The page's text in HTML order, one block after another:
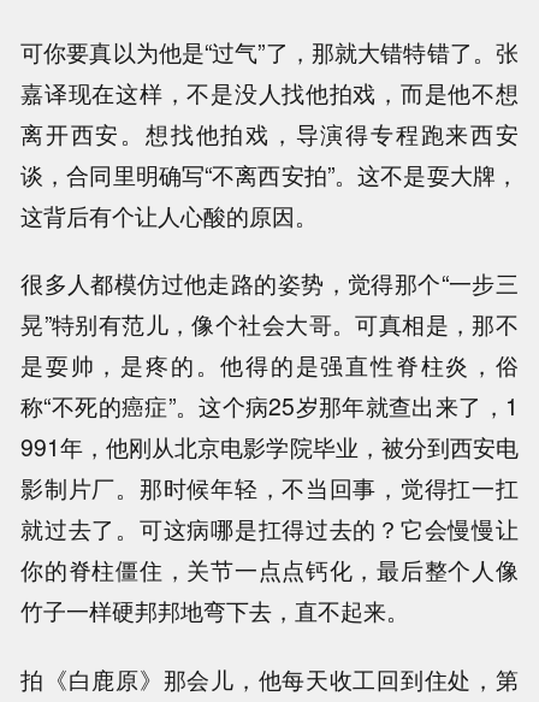
可你要真以为他是“过气”了，那就大错特错了。张
嘉译现在这样，不是没人找他拍戏，而是他不想
离开西安。想找他拍戏，导演得专程跑来西安
谈，合同里明确写“不离西安拍”。这不是耍大牌，
这背后有个让人心酸的原因。
很多人都模仿过他走路的姿势，觉得那个“一步三
晃”特别有范儿，像个社会大哥。可真相是，那不
是耍帅，是疼的。他得的是强直性脊柱炎，俗
称“不死的癌症”。这个病25岁那年就查出来了，1
991年，他刚从北京电影学院毕业，被分到西安电
影制片厂。那时候年轻，不当回事，觉得扛一扛
就过去了。可这病哪是扛得过去的？它会慢慢让
你的脊柱僵住，关节一点点钙化，最后整个人像
竹子一样硬邦邦地弯下去，直不起来。
拍《白鹿原》那会儿，他每天收工回到住处，第